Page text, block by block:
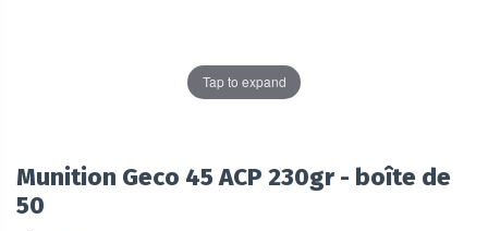
Tap to expand
Munition Geco 45 ACP 230gr - boîte de
50